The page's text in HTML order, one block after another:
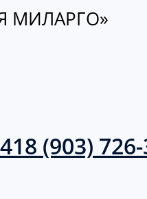
МИЛАРГО»
8 (903)